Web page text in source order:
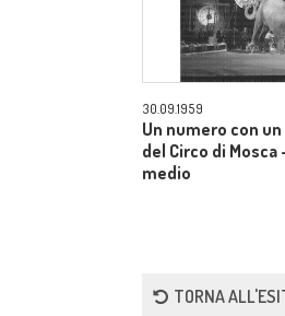
30.09.1959
Un numero con
del Circo di Mosca
medio
TORNA